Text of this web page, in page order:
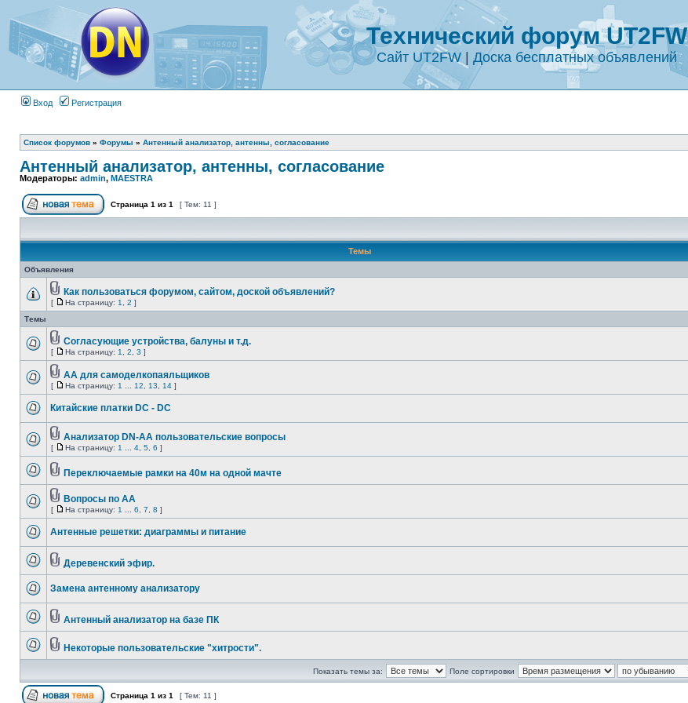
Технический форум UT2FW
Сайт UT2FW| Доска бесплатных объявлений
Вход Регистрация
Список форумов » Форумы » Антенный анализатор, антенны, согласование
Антенный анализатор, антенны, согласование
Модераторы: admin, MAESTRA
Страница 1 из 1 [ Тем: 11 ]
Темы
Объявления
Как пользоваться форумом, сайтом, доской объявлений?
[ На страницу: 1 2 ]
Темы
Согласующие устройства, балуны и т.д.
[ На страницу: 1 2 3 ]
АА для самоделкопаяльщиков
[ На страницу: 1 12 13 14 ]
Китайские платки DC - DC
Анализатор DN-AA пользовательские вопросы
[ На страницу: 1 4 5 6 ]
Переключаемые рамки на 40м на одной мачте
Вопросы по АА
[ На страницу: 1 6 7 8 ]
Антенные решетки: диаграммы и питание
Деревенский эфир.
Замена антенному анализатору
Антенный анализатор на базе ПК
Некоторые пользовательские "хитрости".
Показать темы за: Поле сортировки
Страница 1 из 1 [ Тем: 11 ]